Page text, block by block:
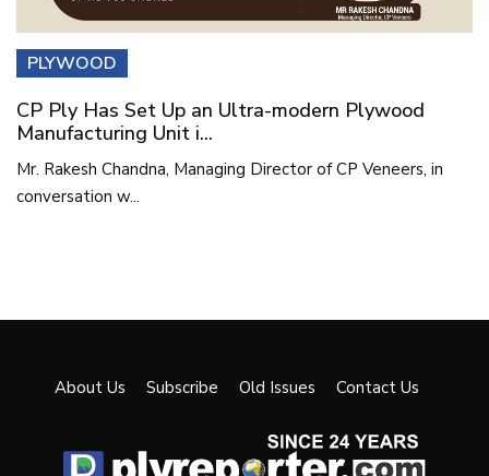
PLYWOOD
CP Ply Has Set Up an Ultra-modern Plywood
Manufacturing Unit i...
Mr. Rakesh Chandna, Managing Director of CP Veneers, in
conversation w...
About Us Subscribe Old Issues Contact Us